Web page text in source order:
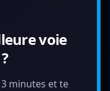
voie
minutes et te